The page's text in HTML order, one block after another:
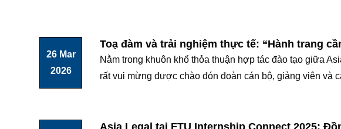
26 Mar
2026
Toạ đàm và trải nghiệm thực tế: “Hành trang
Nằm trong khuôn khổ thỏa thuận hợp tác đào tạo giữa
rất vui mừng được chào đón đoàn cán bộ, giảng viên và
Asia Legal tại FTU Internship Connect 2025: